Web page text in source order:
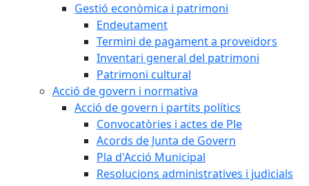
Gestió econòmica i patrimoni
Endeutament
Termini de pagament a proveïdors
Inventari general del patrimoni
Patrimoni cultural
Acció de govern i normativa
Acció de govern i partits polítics
Convocatòries i actes de Ple
Acords de Junta de Govern
Pla d'Acció Municipal
Resolucions administratives i judicials